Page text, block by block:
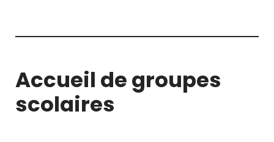
Accueil de groupes
scolaires